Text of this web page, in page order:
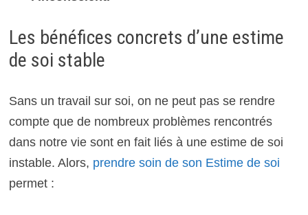
Les bénéfices concrets d’une estime
de soi stable
Sans un travail sur soi, on ne peut pas se rendre
compte que de nombreux problèmes rencontrés
dans notre vie sont en fait liés à une estime de soi
instable. Alors, prendre soin de son Estime de soi
permet :